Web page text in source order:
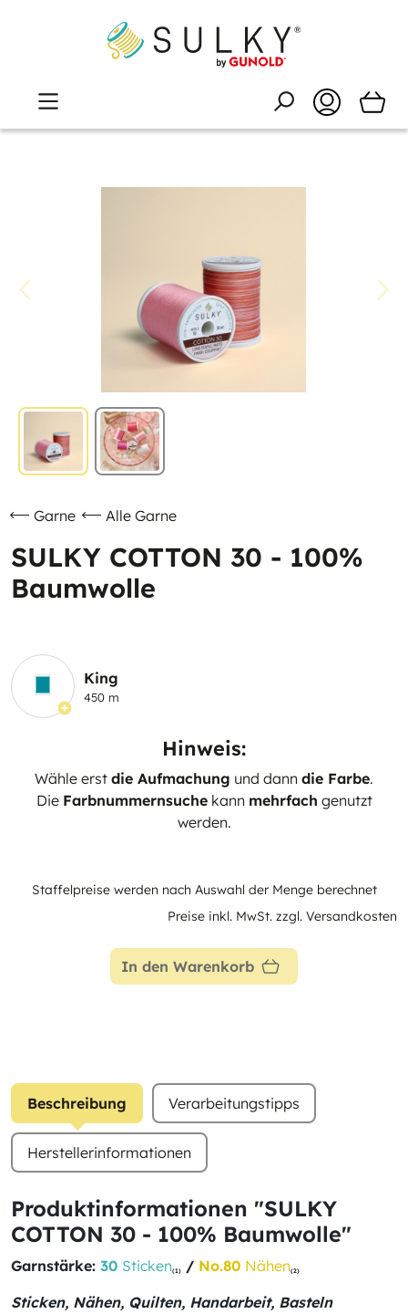
Garne Alle Garne
SULKY COTTON 30 - 100%
Baumwolle
King
450 m
Hinweis:
Wähle erst die Aufmachung und dann die Farbe.
Die Farbnummernsuchekann mehrfach genutzt
werden.
Staffelpreise werden nach Auswahl der Menge berechnet
Preise inkl. MwSt. zzgl. Versandkosten
In den Warenkorb
Beschreibung Verarbeitungstipps
Herstellerinformationen
Produktinformationen "SULKY
COTTON 30 - 100% Baumwolle"
Garnstärke: 30 Sticken(1) / No.80 Nähen(2)
Sticken, Nähen, Quilten, Handarbeit, Basteln